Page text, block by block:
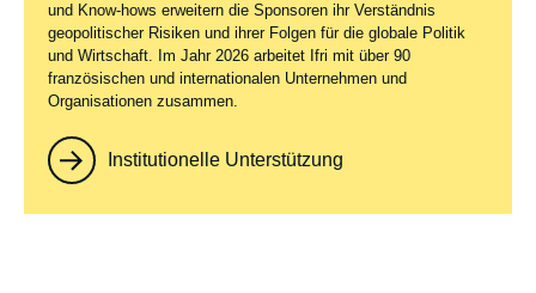
und Know-hows erweitern die Sponsoren ihr Verständnis
geopolitischer Risiken und ihrer Folgen für die globale Politik
und Wirtschaft. Im Jahr 2026 arbeitet Ifri mit über 90
französischen und internationalen Unternehmen und
Organisationen zusammen.
Institutionelle Unterstützung